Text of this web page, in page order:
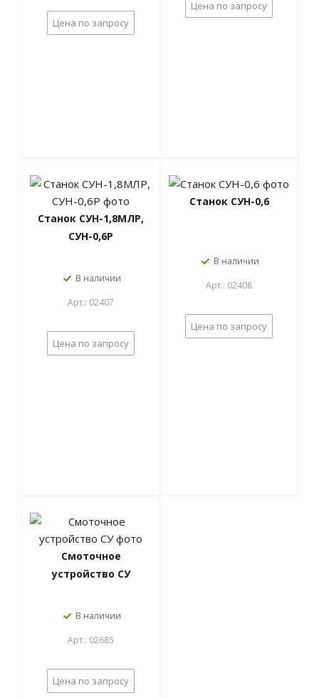
Цена по запросу
Цена по запросу
Станок СУН-1,8МЛР,
СУН-0,6Р
В наличии
Арт.: 02407
Цена по запросу
Станок СУН-0,6
В наличии
Арт.: 02408
Цена по запросу
Смоточное
устройство СУ
В наличии
Арт.: 02685
Цена по запросу